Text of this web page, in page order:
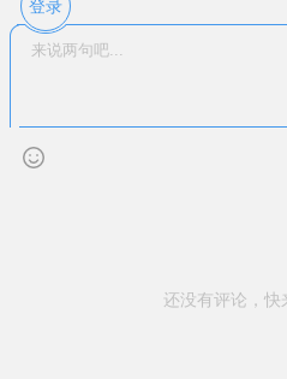
登录
还没有评论，快